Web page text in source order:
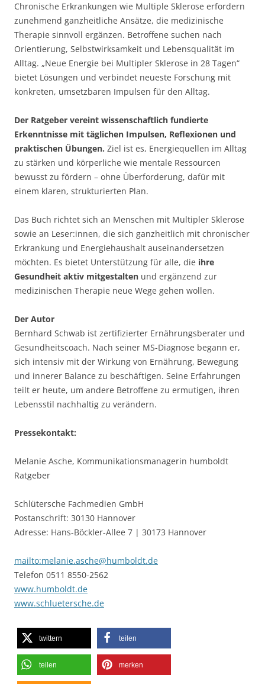
Chronische Erkrankungen wie Multiple Sklerose erfordern
zunehmend ganzheitliche Ansätze, die medizinische
Therapie sinnvoll ergänzen. Betroffene suchen nach
Orientierung, Selbstwirksamkeit und Lebensqualität im
Alltag. „Neue Energie bei Multipler Sklerose in 28 Tagen“
bietet Lösungen und verbindet neueste Forschung mit
konkreten, umsetzbaren Impulsen für den Alltag.
Der Ratgeber vereint wissenschaftlich fundierte
Erkenntnisse mit täglichen Impulsen, Reflexionen und
praktischen Übungen. Ziel ist es, Energiequellen im Alltag
zu stärken und körperliche wie mentale Ressourcen
bewusst zu fördern – ohne Überforderung, dafür mit
einem klaren, strukturierten Plan.
Das Buch richtet sich an Menschen mit Multipler Sklerose
sowie an Leser:innen, die sich ganzheitlich mit chronischer
Erkrankung und Energiehaushalt auseinandersetzen
möchten. Es bietet Unterstützung für alle, die ihre
Gesundheit aktiv mitgestalten und ergänzend zur
medizinischen Therapie neue Wege gehen wollen.
Der Autor
Bernhard Schwab ist zertifizierter Ernährungsberater und
Gesundheitscoach. Nach seiner MS-Diagnose begann er,
sich intensiv mit der Wirkung von Ernährung, Bewegung
und innerer Balance zu beschäftigen. Seine Erfahrungen
teilt er heute, um andere Betroffene zu ermutigen, ihren
Lebensstil nachhaltig zu verändern.
Pressekontakt:
Melanie Asche, Kommunikationsmanagerin humboldt
Ratgeber
Schlütersche Fachmedien GmbH
Postanschrift: 30130 Hannover
Adresse: Hans-Böckler-Allee 7 | 30173 Hannover
mailto:melanie.asche@humboldt.de
Telefon 0511 8550-2562
www.humboldt.de
www.schluetersche.de
twittern teilen
teilen merken